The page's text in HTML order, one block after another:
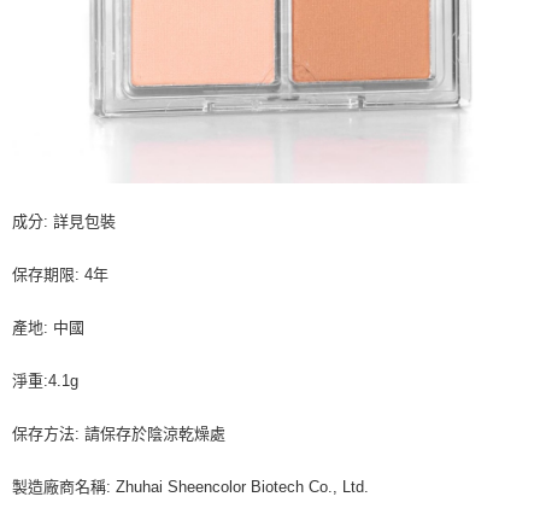
成分: 詳見包裝
保存期限: 4年
產地: 中國
淨重:4.1g
保存方法: 請保存於陰涼乾燥處
製造廠商名稱: Zhuhai Sheencolor Biotech Co., Ltd.